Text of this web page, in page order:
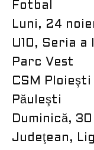
Fotbal
Luni, 24
U10, Seria a
Parc Vest
CSM
Păuleşti
Duminică,
Judeţean,